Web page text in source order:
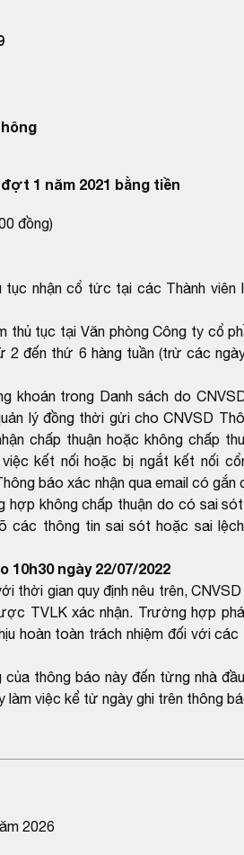
1 năm 2021 bằng tiền
đồng)
nhận cổ tức tại các Thành viên
tục tại Văn phòng Công ty cổ
2 đến thứ 6 hàng tuần (trừ các
khoán trong Danh sách do
lý đồng thời gửi cho CNVSD
chấp thuận hoặc không chấp
kết nối hoặc bị ngắt kết nối
báo xác nhận qua email có gắn
hợp không chấp thuận do có sai
các thông tin sai sót hoặc sai
10h30 ngày 22/07/2022
thời gian quy định nêu trên,
TVLK xác nhận. Trường hợp
hoàn toàn trách nhiệm đối với
thông báo này đến từng nhà
việc kể từ ngày ghi trên thông
2026